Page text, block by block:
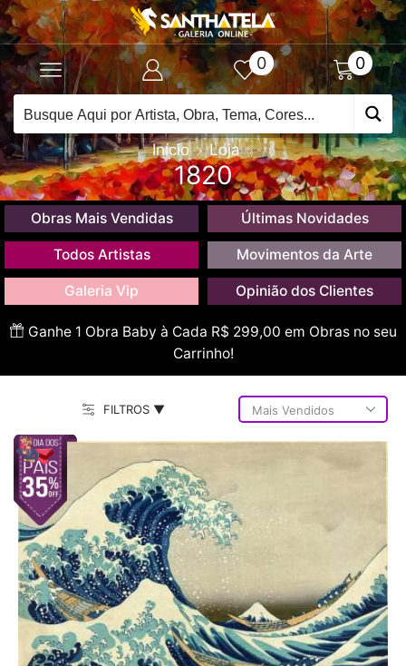
0 0
Início Loja
1820
Obras Mais Vendidas Últimas Novidades
Todos Artistas Movimentos da Arte
Galeria Vip Opinião dos Clientes
Ganhe 1 Obra Baby à Cada R$ 299,00 em Obras no seu
Carrinho!
FILTROS ▼